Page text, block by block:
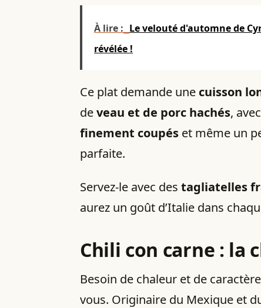
À lire : Le velouté d'automne de
révélée !
Ce plat demande une cuisson
deveau et de porc hachés,
finement coupés et même un
parfaite.
Servez-le avec des tagliatelles
aurez un goût d’Italie dans
Chili con carne : la
Besoin de chaleur et de
vous. Originaire du Mexique et